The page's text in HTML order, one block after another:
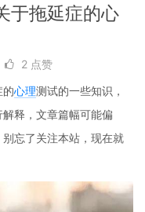
于拖延症的心
2 点赞
的心理测试的一些知识，
释，文章篇幅可能偏
忘了关注本站，现在就